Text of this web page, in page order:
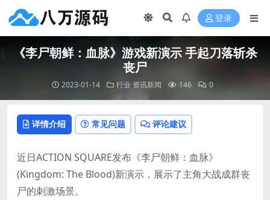
登录
《李尸朝鲜：血脉》游戏新演示 手起刀落斩杀
丧尸
2023-01-14 行业 资讯新闻 146 0
详情介绍 常见问题 评论建议
近日ACTION SQUARE发布《李尸朝鲜：血脉》
(Kingdom: The Blood)新演示，展示了主角大战成群丧
尸的刺激场景。